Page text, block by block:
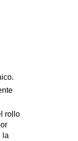
rollo
la